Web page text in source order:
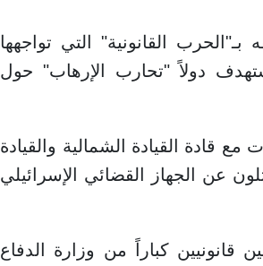
القانونية" التي تواجهها
دولاً "تحارب الإرهاب" حول
مع قادة القيادة الشمالية والقيادة
عن الجهاز القضائي الإسرائيلي
كباراً من وزارة الدفاع